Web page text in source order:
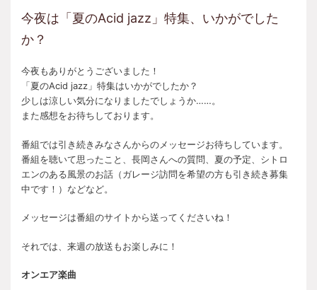
今夜は「夏のAcid jazz」特集、いかがでした
か？
今夜もありがとうございました！
「夏のAcid jazz」特集はいかがでしたか？
少しは涼しい気分になりましたでしょうか……。
また感想をお待ちしております。
番組では引き続きみなさんからのメッセージお待ちしています。
番組を聴いて思ったこと、長岡さんへの質問、夏の予定、シトロ
エンのある風景のお話（ガレージ訪問を希望の方も引き続き募集
中です！）などなど。
メッセージは番組のサイトから送ってくださいね！
それでは、来週の放送もお楽しみに！
オンエア楽曲